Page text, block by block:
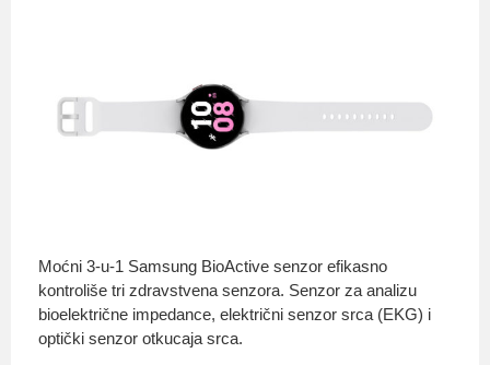
Moćni 3-u-1 Samsung BioActive senzor efikasno
kontroliše tri zdravstvena senzora. Senzor za analizu
bioelektrične impedance, električni senzor srca (EKG) i
optički senzor otkucaja srca.